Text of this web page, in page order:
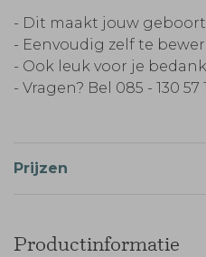
- Dit maakt jouw
- Eenvoudig zelf te
- Ook leuk voor je
- Vragen? Bel 085 - 130 57
Prijzen
Productinformatie